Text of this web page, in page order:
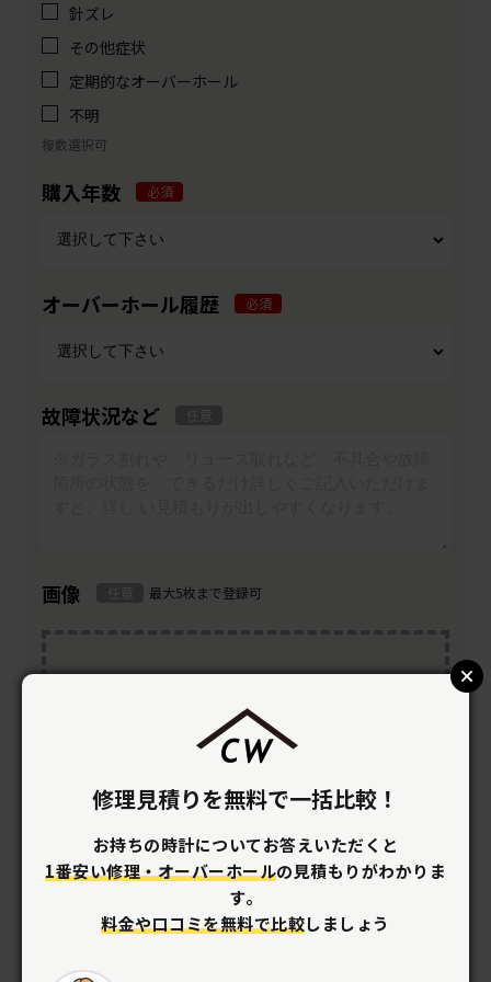
針ズレ
その他症状
定期的なオーバーホール
不明
複数選択可
購入年数 必須
オーバーホール履歴 必須
故障状況など
画像 最大5枚まで登録可
最大5枚までファイルを選択することができます
内容の確認をする
修理見積りを無料で一括比較！
お持ちの時計についてお答えいただくと
1番安い修理・オーバーホールの見積もりがわかりま
す。
料金や口コミを無料で比較しましょう